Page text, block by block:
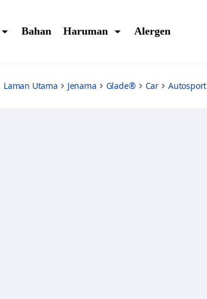
Bahan Haruman Alergen
Laman Utama Jenama Glade® Car Autosport